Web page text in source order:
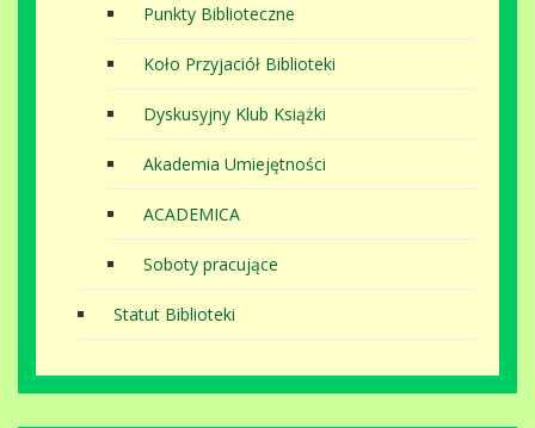
Punkty Biblioteczne
Koło Przyjaciół Biblioteki
Dyskusyjny Klub Książki
Akademia Umiejętności
ACADEMICA
Soboty pracujące
Statut Biblioteki